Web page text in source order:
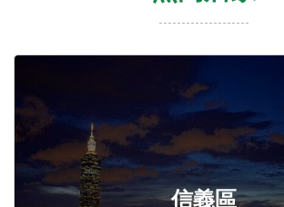
信義區